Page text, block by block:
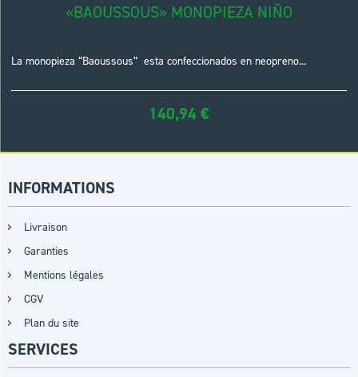
«BAOUSSOUS» MONOPIEZA NIÑO
La monopieza “Baoussous” esta confeccionados en neopreno...
140,94€
INFORMATIONS
Livraison
Garanties
Mentions légales
CGV
Plan du site
SERVICES